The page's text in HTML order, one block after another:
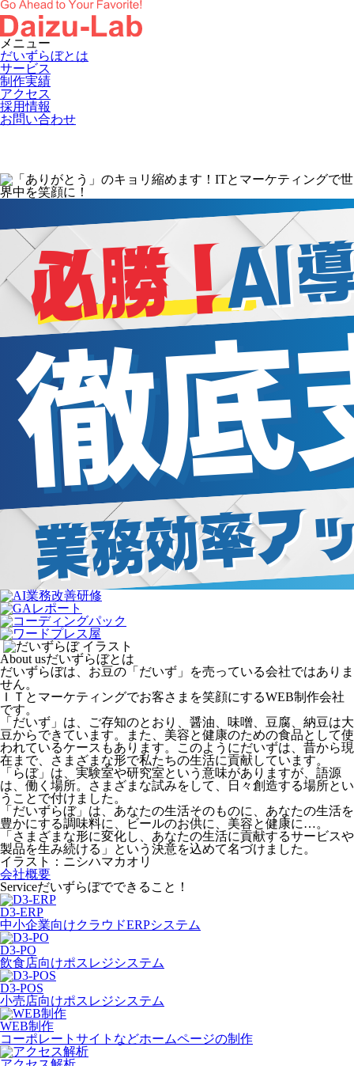
メニュー
だいずらぼとは
サービス
制作実績
アクセス
採用情報
お問い合わせ
About usだいずらぼとは
だいずらぼは、お豆の「だいず」を売っている会社ではありま
せん。
ＩＴとマーケティングでお客さまを笑顔にするWEB制作会社
です。
「だいず」は、ご存知のとおり、醤油、味噌、豆腐、納豆は大
豆からできています。また、美容と健康のための食品として使
われているケースもあります。このようにだいずは、昔から現
在まで、さまざまな形で私たちの生活に貢献しています。
「らぼ」は、実験室や研究室という意味がありますが、語源
は、働く場所。さまざまな試みをして、日々創造する場所とい
うことで付けました。
「だいずらぼ」は、あなたの生活そのものに、あなたの生活を
豊かにする調味料に、ビールのお供に、美容と健康に…。
「さまざまな形に変化し、あなたの生活に貢献するサービスや
製品を生み続ける」という決意を込めて名づけました。
イラスト：ニシハマカオリ
会社概要
Serviceだいずらぼでできること！
D3-ERP
中小企業向けクラウドERPシステム
D3-PO
飲食店向けポスレジシステム
D3-POS
小売店向けポスレジシステム
WEB制作
コーポレートサイトなどホームページの制作